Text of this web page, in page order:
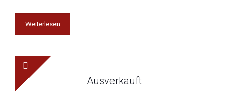
Weiterlesen
Ausverkauft